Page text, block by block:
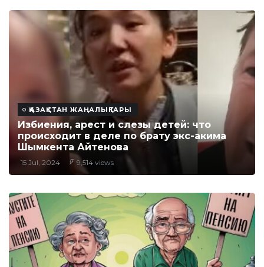
ҚАЗАҚСТАН ЖАҢАЛЫҚТАРЫ
Избиения, арест и слезы детей: что
происходит в деле по брату экс-акима
Шымкента Айтенова
15 Jul, 2024 9,514 views